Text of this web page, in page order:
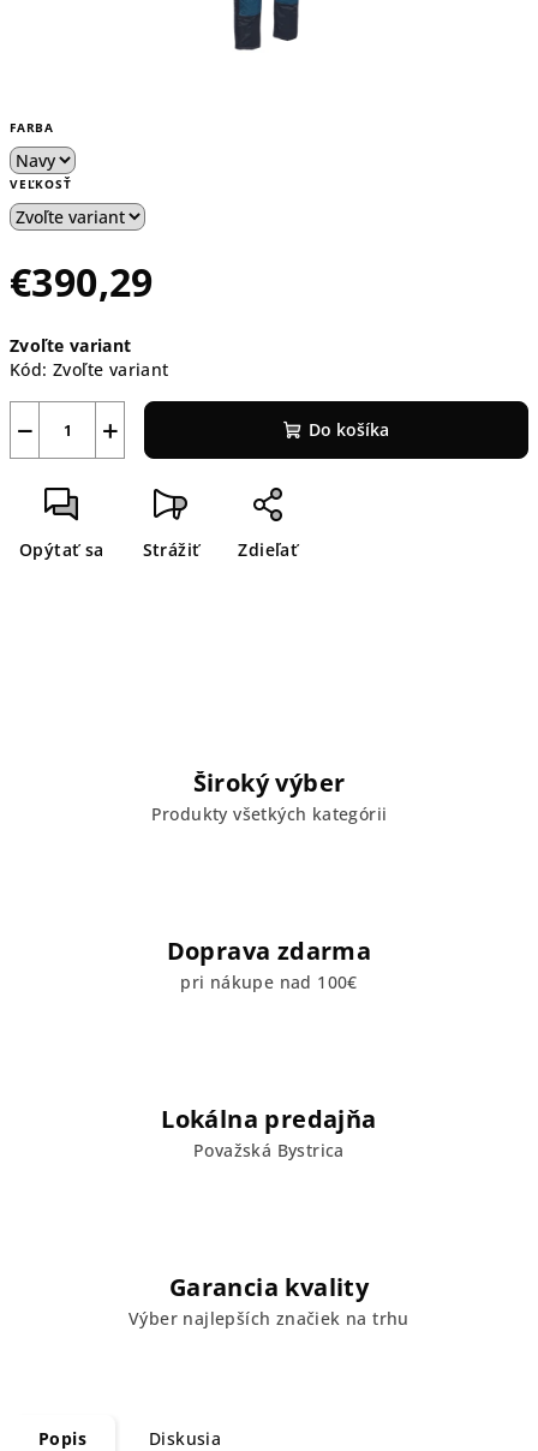
FARBA
VEĽKOSŤ
€390,29
cena:
Zvoľte variant
Kód: Zvoľte variant
+
− Do košíka
Opýtať sa Strážiť Zdieľať
Široký výber
Produkty všetkých kategórii
Doprava zdarma
pri nákupe nad 100€
Lokálna predajňa
Považská Bystrica
Garancia kvality
Výber najlepších značiek na trhu
Popis Diskusia